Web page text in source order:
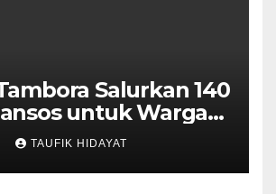
Salurkan 140
untuk Warga
Wujud
Sambut HUT ke-
TAUFIK HIDAYAT